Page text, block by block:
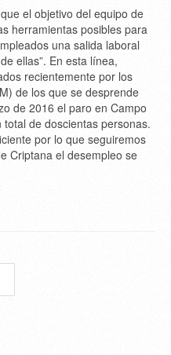
el objetivo del equipo de
herramientas posibles para
una salida laboral
ellas”. En esta línea,
recientemente por los
de los que se desprende
de 2016 el paro en Campo
de doscientas personas.
por lo que seguiremos
Criptana el desempleo se